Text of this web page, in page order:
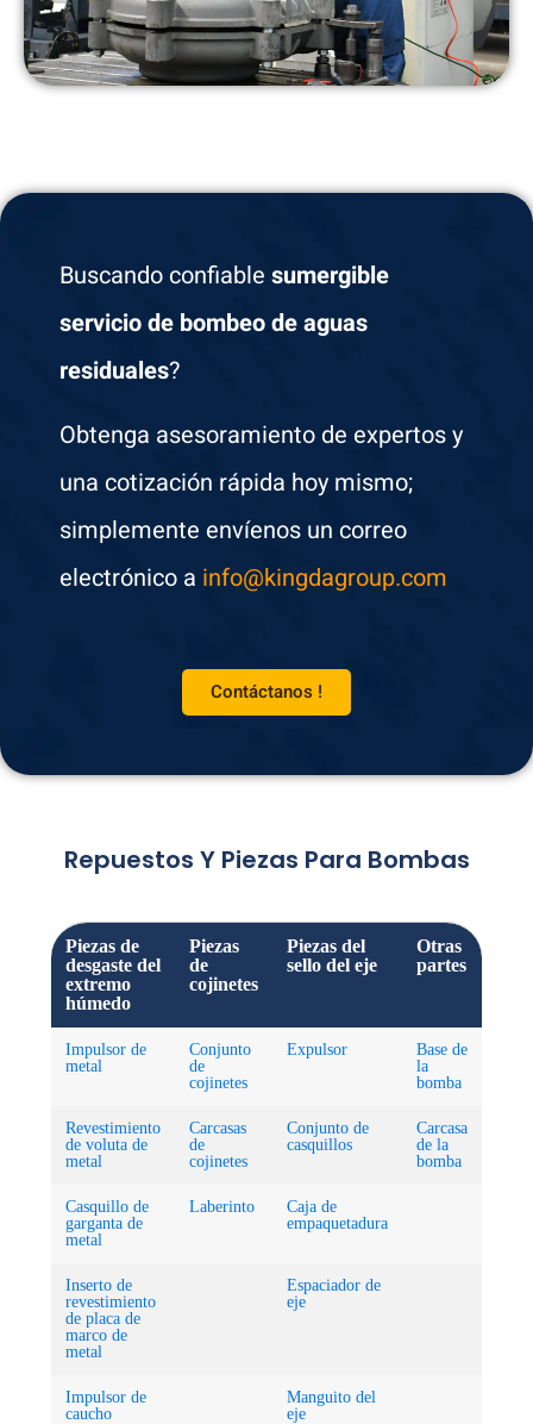
Buscando confiable sumergible
servicio de bombeo de aguas
residuales?
Obtenga asesoramiento de expertos y
una cotización rápida hoy mismo;
simplemente envíenos un correo
electrónico a info@kingdagroup.com
Contáctanos !
Repuestos Y Piezas Para Bombas
Piezas de
desgaste del
extremo
húmedo
Piezas
de
cojinetes
Piezas del
sello del eje
Otras
partes
Impulsor de
metal
Conjunto
de
cojinetes
Expulsor
Base de
la
bomba
Revestimiento
de voluta de
metal
Carcasas
de
cojinetes
Conjunto de
casquillos
Carcasa
de la
bomba
Casquillo de
garganta de
metal
Laberinto
Caja de
empaquetadura
Inserto de
revestimiento
de placa de
marco de
metal
Espaciador de
eje
Impulsor de
caucho
Manguito del
eje